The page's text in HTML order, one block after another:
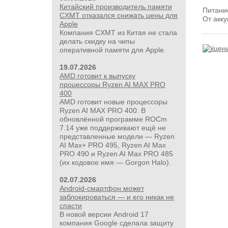
Китайский производитель памяти
CXMT отказался снижать цены для
Apple
Компания CXMT из Китая не стала
делать скидку на чипы
оперативной памяти для Apple.
19.07.2026
AMD готовит к выпуску
процессоры Ryzen AI MAX PRO
400
AMD готовит новые процессоры
Ryzen AI MAX PRO 400. В
обновлённой программе ROCm
7.14 уже поддерживают ещё не
представленные модели — Ryzen
AI Max+ PRO 495, Ryzen AI Max
PRO 490 и Ryzen AI Max PRO 485
(их кодовое имя — Gorgon Halo).
02.07.2026
Android-смартфон может
заблокироваться — и его никак не
спасти
В новой версии Android 17
компания Google сделала защиту
От